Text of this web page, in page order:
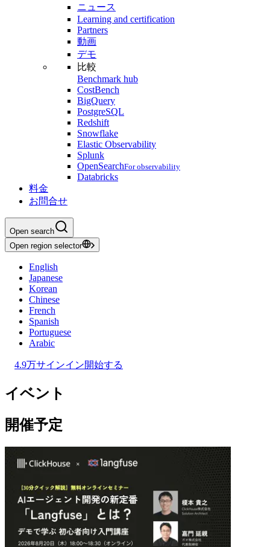
ニュース
Learning and certification
Partners
動画
デモ
比較
Benchmark hub
CostBench
BigQuery
PostgreSQL
Redshift
Snowflake
Elastic Observability
Splunk
OpenSearchFor observability
Databricks
料金
お問合せ
Open search
Open region selector
English
Japanese
Korean
Chinese
French
Spanish
Portuguese
Arabic
4.9万サインイン開始する
イベント
開催予定